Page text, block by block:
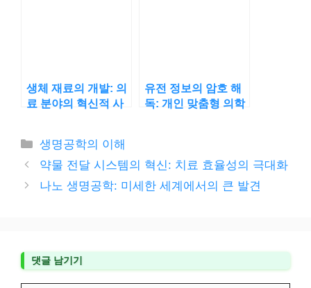
생체 재료의 개발: 의
료 분야의 혁신적 사
유전 정보의 암호 해
독: 개인 맞춤형 의학
카
테
리
생명공학의 이해
약물 전달 시스템의 혁신: 치료 효율성의 극대화
나노 생명공학: 미세한 세계에서의 큰 발견
댓글 남기기